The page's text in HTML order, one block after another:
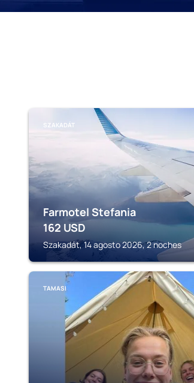
SZAKADÁT
Farmotel Stefania
162 USD
Szakadát, 14 agosto 2026, 2 noches
TAMASI